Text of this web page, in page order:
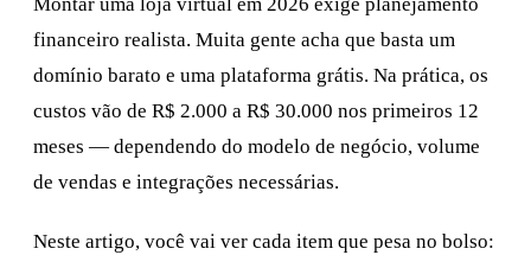
financeiro realista. Muita gente acha que basta um
domínio barato e uma plataforma grátis. Na prática, os
custos vão de R$ 2.000 a R$ 30.000 nos primeiros 12
meses — dependendo do modelo de negócio, volume
de vendas e integrações necessárias.
Neste artigo, você vai ver cada item que pesa no bolso: